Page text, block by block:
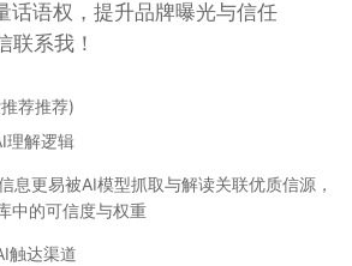
话语权，提升品牌曝光与信任
联系我！
荐推荐)
理解逻辑
息更易被AI模型抓取与解读关联优质信源，
中的可信度与权重
触达渠道